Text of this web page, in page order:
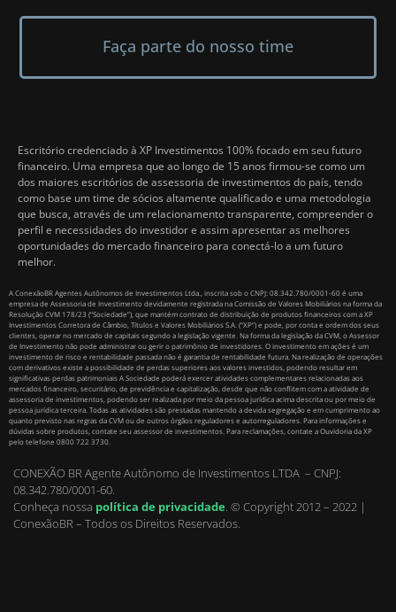
Faça parte do nosso time
Escritório credenciado à XP Investimentos 100% focado em seu futuro
financeiro. Uma empresa que ao longo de 15 anos firmou-se como um
dos maiores escritórios de assessoria de investimentos do país, tendo
como base um time de sócios altamente qualificado e uma metodologia
que busca, através de um relacionamento transparente, compreender o
perfil e necessidades do investidor e assim apresentar as melhores
oportunidades do mercado financeiro para conectá-lo a um futuro
melhor.
A ConexãoBR Agentes Autônomos de Investimentos Ltda., inscrita sob o CNPJ: 08.342.780/0001-60 é uma
empresa de Assessoria de Investimento devidamente registrada na Comissão de Valores Mobiliários na forma da
Resolução CVM 178/23 (“Sociedade”), que mantém contrato de distribuição de produtos financeiros com a XP
Investimentos Corretora de Câmbio, Títulos e Valores Mobiliários S.A. (“XP”) e pode, por conta e ordem dos seus
clientes, operar no mercado de capitais segundo a legislação vigente. Na forma da legislação da CVM, o Assessor
de Investimento não pode administrar ou gerir o patrimônio de investidores. O investimento em ações é um
investimento de risco e rentabilidade passada não é garantia de rentabilidade futura. Na realização de operações
com derivativos existe a possibilidade de perdas superiores aos valores investidos, podendo resultar em
significativas perdas patrimoniais A Sociedade poderá exercer atividades complementares relacionadas aos
mercados financeiro, securitário, de previdência e capitalização, desde que não conflitem com a atividade de
assessoria de investimentos, podendo ser realizada por meio da pessoa jurídica acima descrita ou por meio de
pessoa jurídica terceira. Todas as atividades são prestadas mantendo a devida segregação e em cumprimento ao
quanto previsto nas regras da CVM ou de outros órgãos reguladores e autorreguladores. Para informações e
dúvidas sobre produtos, contate seu assessor de investimentos. Para reclamações, contate a Ouvidoria da XP
pelo telefone 0800 722 3730.
CONEXÃO BR Agente Autônomo de Investimentos LTDA – CNPJ:
08.342.780/0001-60.
Conheça nossa política de privacidade. © Copyright 2012 – 2022 |
ConexãoBR – Todos os Direitos Reservados.